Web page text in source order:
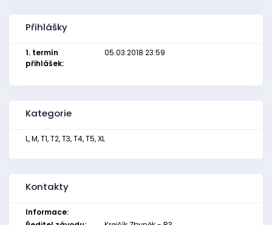
Přihlášky
1. termín
přihlášek:
05.03.2018 23:59
Kategorie
L, M, T1, T2, T3, T4, T5, XL
Kontakty
Informace: